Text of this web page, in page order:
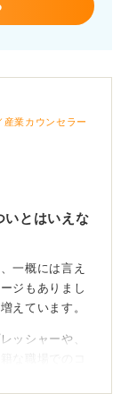
産業カウンセラー
いとはいえな
一概には言え
ジもありまし
えています。
ッシャーや、
な職場でのコ